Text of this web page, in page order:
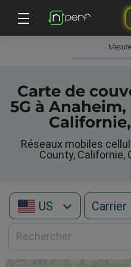
Carte de
5G à
Réseaux mobiles
County, Californie,
US